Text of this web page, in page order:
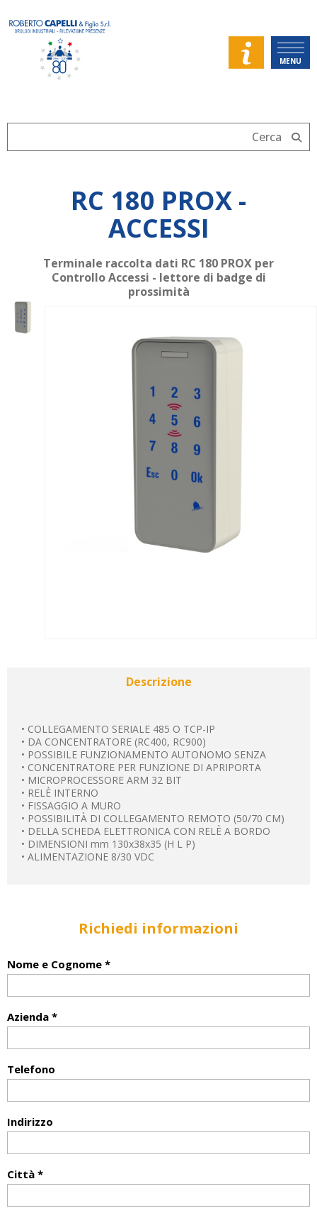
MENU
RC 180 PROX -
ACCESSI
Terminale raccolta dati RC 180 PROX per
Controllo Accessi - lettore di badge di
prossimità
Descrizione
• COLLEGAMENTO SERIALE 485 O TCP-IP
• DA CONCENTRATORE (RC400, RC900)
• POSSIBILE FUNZIONAMENTO AUTONOMO SENZA
• CONCENTRATORE PER FUNZIONE DI APRIPORTA
• MICROPROCESSORE ARM 32 BIT
• RELÈ INTERNO
• FISSAGGIO A MURO
• POSSIBILITÀ DI COLLEGAMENTO REMOTO (50/70 CM)
• DELLA SCHEDA ELETTRONICA CON RELÈ A BORDO
• DIMENSIONI mm 130x38x35 (H L P)
• ALIMENTAZIONE 8/30 VDC
Richiedi informazioni
Nome e Cognome *
Azienda *
Telefono
Indirizzo
Città *